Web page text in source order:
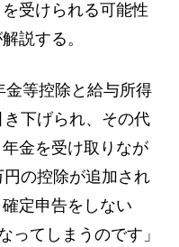
受けられる可能性
説する。
金等控除と給与所得
下げられ、その代
金を受け取りなが
の控除が追加され
定申告をしない
ってしまうのです」